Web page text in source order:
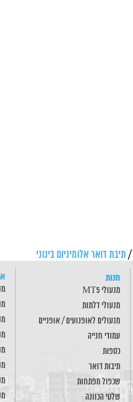
/תיבת דואר אלומיניום בינוני
חנות
מנעולי MT5
מנעולי דלתות
מנעולים לאופנועים / אופניים
עמודי חנייה
כספות
תיבות דואר
שכפול מפתחות
שלטי הכוונה